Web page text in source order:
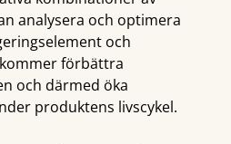
analysera och optimera
och
förbättra
och därmed öka
produktens livscykel.